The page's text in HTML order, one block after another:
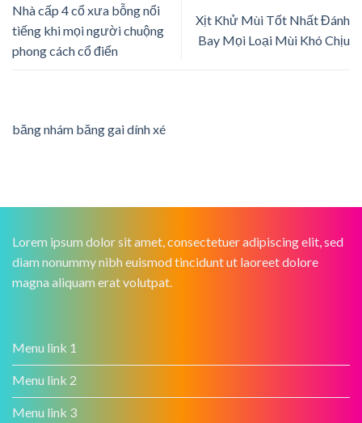
Nhà cấp 4 cổ xưa bỗng nổi
tiếng khi mọi người chuộng
phong cách cổ điển
Xịt Khử Mùi Tốt Nhất Đánh
Bay Mọi Loại Mùi Khó Chịu
băng nhám băng gai dính xé
Lorem ipsum dolor sit amet, consectetuer adipiscing elit, sed
diam nonummy nibh euismod tincidunt ut laoreet dolore
magna aliquam erat volutpat.
Menu link 1
Menu link 2
Menu link 3